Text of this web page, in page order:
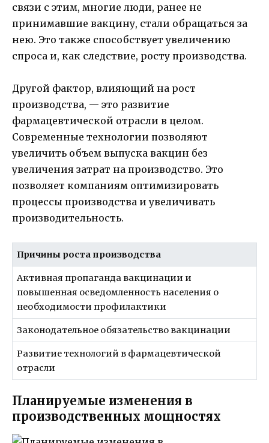
связи с этим, многие люди, ранее не
принимавшие вакцину, стали обращаться за
нею. Это также способствует увеличению
спроса и, как следствие, росту производства.
Другой фактор, влияющий на рост
производства, — это развитие
фармацевтической отрасли в целом.
Современные технологии позволяют
увеличить объем выпуска вакцин без
увеличения затрат на производство. Это
позволяет компаниям оптимизировать
процессы производства и увеличивать
производительность.
Причины роста производства
Активная пропаганда вакцинации и
повышенная осведомленность населения о
необходимости профилактики
Законодательное обязательство вакцинации
Развитие технологий в фармацевтической
отрасли
Планируемые изменения в
производственных мощностях